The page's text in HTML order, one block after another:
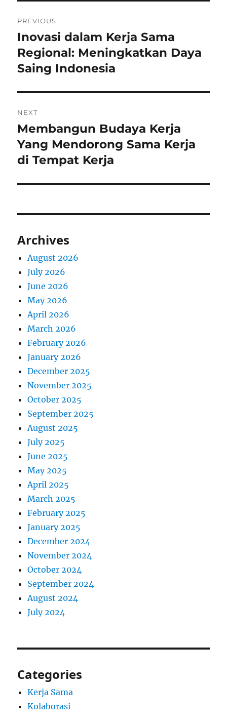
navigation
PREVIOUS
Previous
post:
Inovasi dalam Kerja Sama
Regional: Meningkatkan Daya
Saing Indonesia
NEXT
Next
post:
Membangun Budaya Kerja
Yang Mendorong Sama Kerja
di Tempat Kerja
Archives
August 2026
July 2026
June 2026
May 2026
April 2026
March 2026
February 2026
January 2026
December 2025
November 2025
October 2025
September 2025
August 2025
July 2025
June 2025
May 2025
April 2025
March 2025
February 2025
January 2025
December 2024
November 2024
October 2024
September 2024
August 2024
July 2024
Categories
Kerja Sama
Kolaborasi